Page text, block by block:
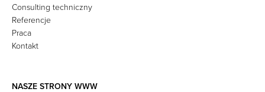
Consulting techniczny
Referencje
Praca
Kontakt
NASZE STRONY WWW